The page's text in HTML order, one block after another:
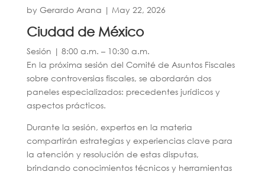
by Gerardo Arana | May 22, 2026
Ciudad de México
Sesión | 8:00 a.m. – 10:30 a.m.
En la próxima sesión del Comité de Asuntos Fiscales
sobre controversias fiscales, se abordarán dos
paneles especializados: precedentes jurídicos y
aspectos prácticos.
Durante la sesión, expertos en la materia
compartirán estrategias y experiencias clave para
la atención y resolución de estas disputas,
brindando conocimientos técnicos y herramientas